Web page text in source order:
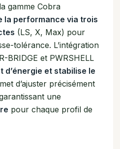
gamme Cobra
la performance via trois
(LS, X, Max) pour
tolérance. L’intégration
BRIDGE et PWRSHELL
d’énergie et stabilise le
d’ajuster précisément
une
pour chaque profil de